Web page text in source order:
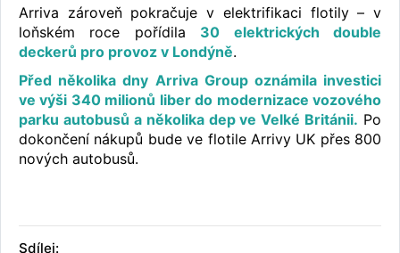
Arriva zároveň pokračuje v elektrifikaci flotily – v
loňském roce pořídila 30 elektrických double
deckerů pro provoz v Londýně.
Před několika dny Arriva Group oznámila investici
ve výši 340 milionů liber do modernizace vozového
parku autobusů a několika dep ve Velké Británii. Po
dokončení nákupů bude ve flotile Arrivy UK přes 800
nových autobusů.
Sdílej: